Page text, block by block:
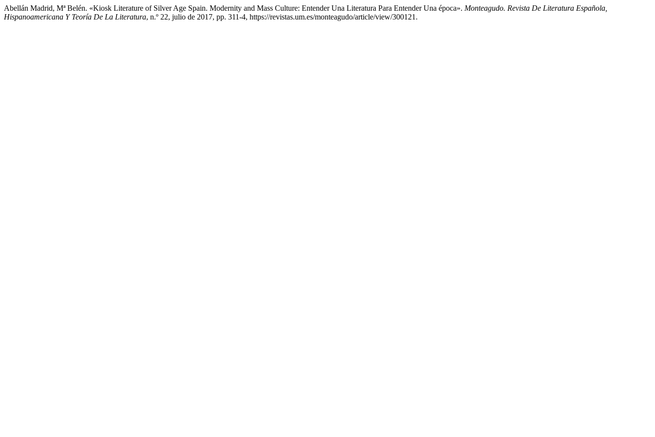
Abellán Madrid, Mª Belén. «Kiosk Literature of Silver Age Spain. Modernity and Mass Culture: Entender Una Literatura Para Entender Una época». Monteagudo. Revista De Literatura Española,
Hispanoamericana Y Teoría De La Literatura, n.º 22, julio de 2017, pp. 311-4, https://revistas.um.es/monteagudo/article/view/300121.